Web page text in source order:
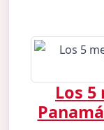
Los